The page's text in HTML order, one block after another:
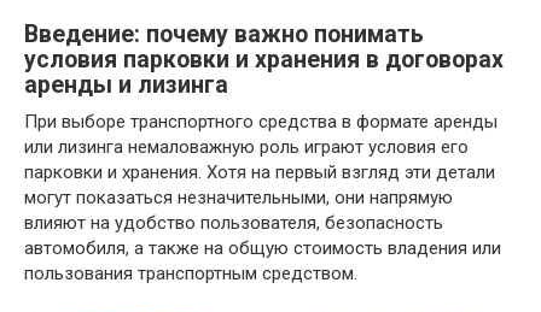
Введение: почему важно понимать
условия парковки и хранения в договорах
аренды и лизинга
При выборе транспортного средства в формате аренды
или лизинга немаловажную роль играют условия его
парковки и хранения. Хотя на первый взгляд эти детали
могут показаться незначительными, они напрямую
влияют на удобство пользователя, безопасность
автомобиля, а также на общую стоимость владения или
пользования транспортным средством.